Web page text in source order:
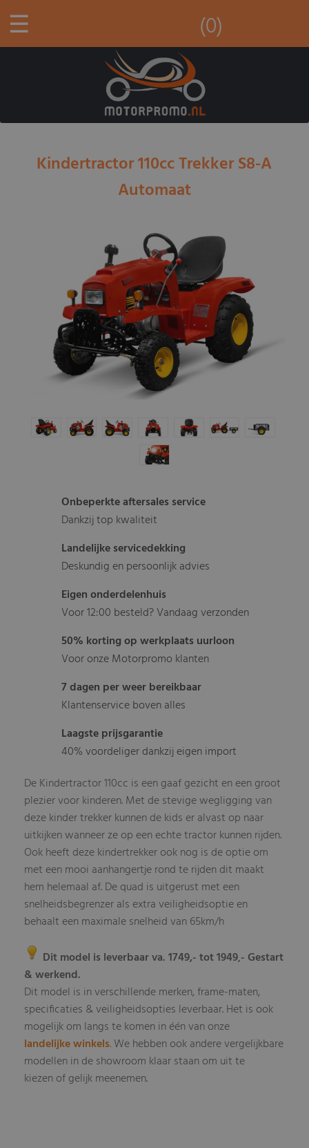
☰ (0)
Kindertractor 110cc Trekker S8-A
Automaat
Onbeperkte aftersales service
Dankzij top kwaliteit
Landelijke servicedekking
Deskundig en persoonlijk advies
Eigen onderdelenhuis
Voor 12:00 besteld? Vandaag verzonden
50% korting op werkplaats uurloon
Voor onze Motorpromo klanten
7 dagen per weer bereikbaar
Klantenservice boven alles
Laagste prijsgarantie
40% voordeliger dankzij eigen import
De Kindertractor 110cc is een gaaf gezicht en een groot
plezier voor kinderen. Met de stevige wegligging van
deze kinder trekker kunnen de kids er alvast op naar
uitkijken wanneer ze op een echte tractor kunnen rijden.
Ook heeft deze kindertrekker ook nog is de optie om
met een mooi aanhangertje rond te rijden dit maakt
hem helemaal af. De quad is uitgerust met een
snelheidsbegrenzer als extra veiligheidsoptie en
behaalt een maximale snelheid van 65km/h
Dit model is leverbaar va. 1749,- tot 1949,- Gestart
& werkend.
Dit model is in verschillende merken, frame-maten,
specificaties & veiligheidsopties leverbaar. Het is ook
mogelijk om langs te komen in één van onze
landelijke winkels.We hebben ook andere vergelijkbare
modellen in de showroom klaar staan om uit te
kiezen of gelijk meenemen.